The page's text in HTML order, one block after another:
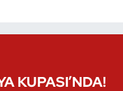
KUPASI’NDA!